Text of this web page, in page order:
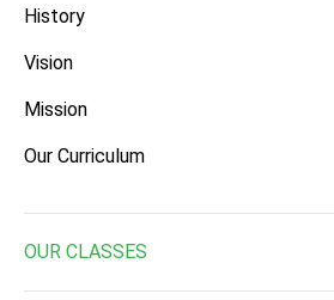
History
Vision
Mission
Our Curriculum
OUR CLASSES